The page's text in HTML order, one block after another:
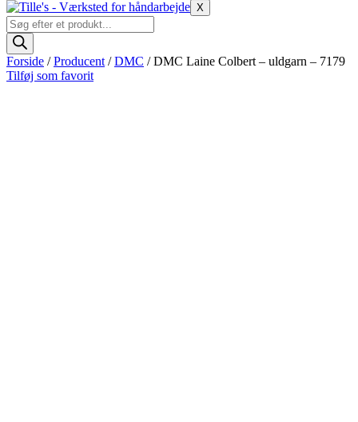
X
Products
search
Forside /Producent /DMC / DMC Laine Colbert – uldgarn – 7179
Tilføj som favorit